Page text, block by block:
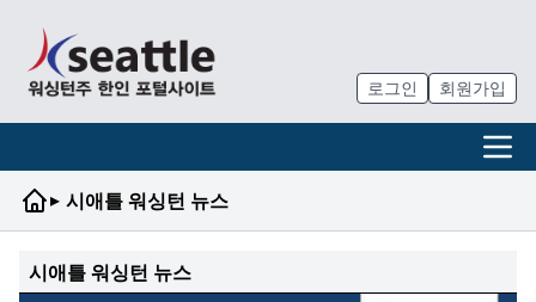
로그인 회원가입
▸ 시애틀 워싱턴 뉴스
시애틀 워싱턴 뉴스